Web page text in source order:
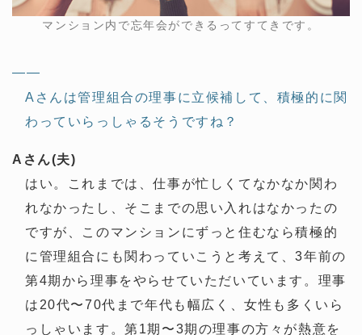
マンション内で忘年会ができるってすてきです。
——
Aさんは管理組合の理事に立候補して、積極的に関
わっていらっしゃるそうですね？
Aさん(夫)
はい。これまでは、仕事が忙しくてなかなか関わ
れなかったし、そこまでの思い入れはなかったの
ですが、このマンションにずっと住むなら積極的
に管理組合にも関わっていこうと考えて、3年前の
第4期から理事をやらせていただいています。理事
は20代〜70代まで年代も幅広く、女性も多くいら
っしゃいます。第1期〜3期の理事の方々が熱意を